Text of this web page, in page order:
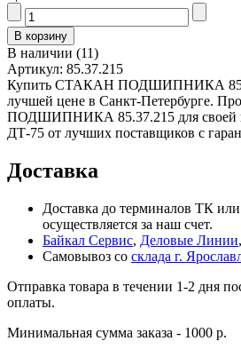
В наличии (11)
Артикул: 85.37.215
Купить СТАКАН ПОДШИПНИКА
лучшей цене в Санкт-Петербурге.
ПОДШИПНИКА 85.37.215 для своей
ДТ-75 от лучших поставщиков с
Доставка
Доставка до терминалов ТК
осуществляется за наш счет.
Байкал Сервис, Деловые Линии,
Самовывоз со склада г.
Отправка товара в течении 1-2 дня
оплаты.
Минимальная сумма заказа - 1000 р.